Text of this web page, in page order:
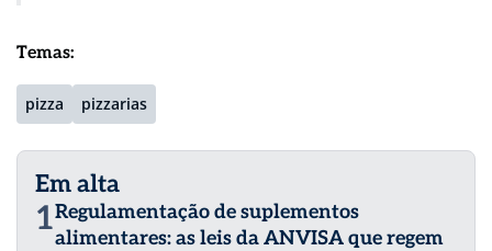
Temas:
pizza pizzarias
Em alta
1Regulamentação de suplementos
alimentares: as leis da ANVISA que regem